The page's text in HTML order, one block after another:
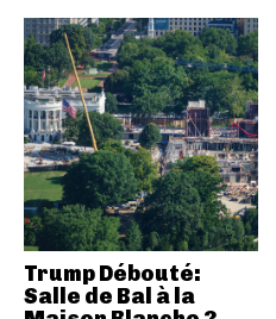
Trump Débouté:
Salle de Bal à la